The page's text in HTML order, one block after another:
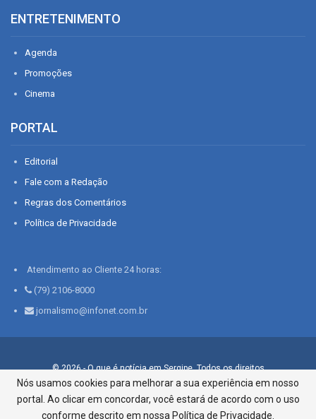
ENTRETENIMENTO
Agenda
Promoções
Cinema
PORTAL
Editorial
Fale com a Redação
Regras dos Comentários
Política de Privacidade
Atendimento ao Cliente 24 horas:
(79) 2106-8000
jornalismo@infonet.com.br
© 2026 - O que é notícia em Sergipe. Todos os direitos
reservados.
Infonet - Rua Monsenhor Silveira 276, Bairro São José |
Aracaju-SE, CEP 49015-030, Fone: 79.2106.8000 - CI Centro de
Nós usamos cookies para melhorar a sua experiência em nosso
portal. Ao clicar em concordar, você estará de acordo com o uso
conforme descrito em nossa Política de Privacidade.